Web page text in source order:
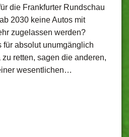
die Frankfurter Rundschau
2030 keine Autos mit
zugelassen werden?
für absolut unumgänglich
retten, sagen die anderen,
wesentlichen…